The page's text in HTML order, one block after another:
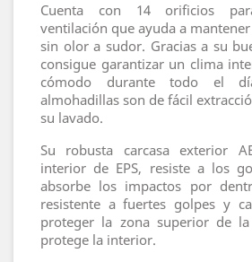
Cuenta con 14 orificios
ventilación que ayuda a
sin olor a sudor. Gracias a su
consigue garantizar un clima
cómodo durante todo el
almohadillas son de fácil
su lavado.
Su robusta carcasa exterior
interior de EPS, resiste a los
absorbe los impactos por
resistente a fuertes golpes y
proteger la zona superior de la
protege la interior.